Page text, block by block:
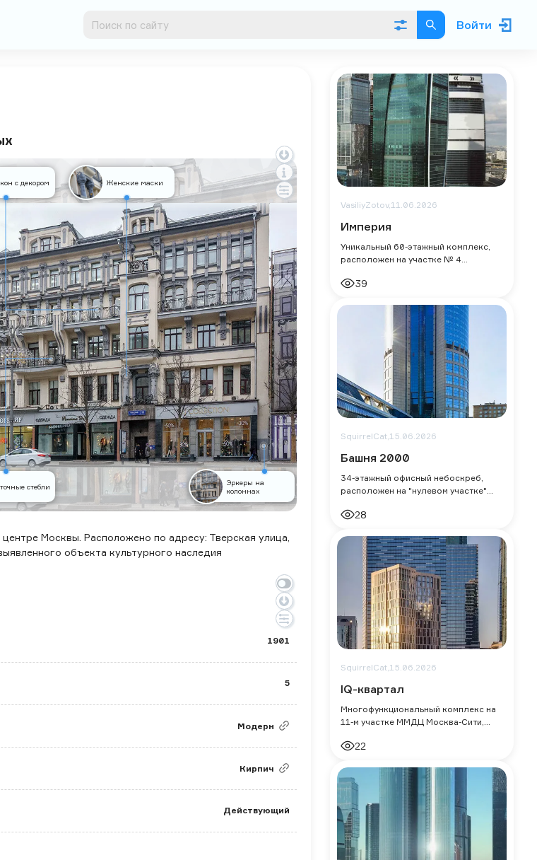
Войти
с декором
Эркеры на
колоннах
Женские маски
стебли
Москвы. Расположено по адресу: Тверская улица,
объекта культурного наследия
1901
5
Модерн
Кирпич
Действующий
VasiliyZotov,11.06.2026
Империя
Уникальный 60-этажный комплекс,
расположен на участке № 4
делового центра Москва-Сити.
39
SquirrelCat,15.06.2026
Башня 2000
34-этажный офисный небоскреб,
расположен на "нулевом участке"
делового центра Москва-Сити.
28
SquirrelCat,15.06.2026
IQ-квартал
Многофункциональный комплекс на
11-м участке ММДЦ Москва-Сити,
переменной этажности (21, 33 и 42
22